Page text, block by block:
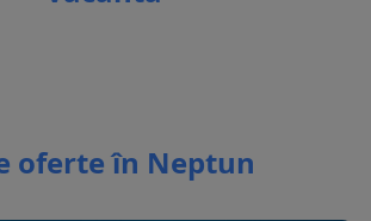
oferte în Neptun